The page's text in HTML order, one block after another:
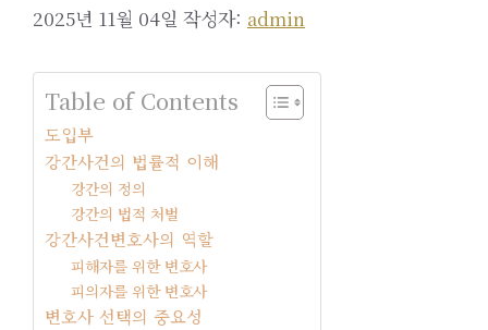
2025년 11월 04일 작성자: admin
Table of Contents
도입부
강간사건의 법률적 이해
강간의 정의
강간의 법적 처벌
강간사건변호사의 역할
피해자를 위한 변호사
피의자를 위한 변호사
변호사 선택의 중요성